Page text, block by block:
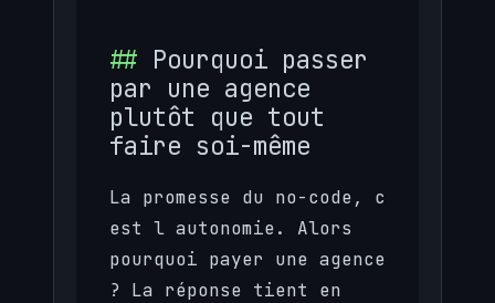
Pourquoi passer
par une agence
plutôt que tout
faire soi-même
La promesse du no-code, c
est l autonomie. Alors
pourquoi payer une agence
? La réponse tient en